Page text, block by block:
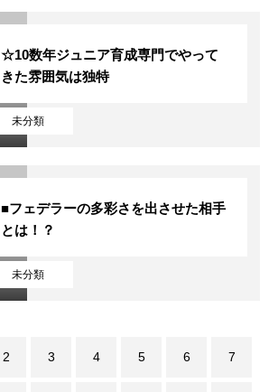
未分類
☆10数年ジュニア育成専門でやって
きた雰囲気は独特
未分類
■フェデラーの多彩さを出させた相手
とは！？
2 3 4 5 6 7